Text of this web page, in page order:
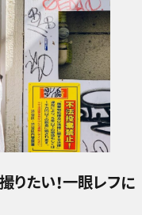
りたい！一眼レフに